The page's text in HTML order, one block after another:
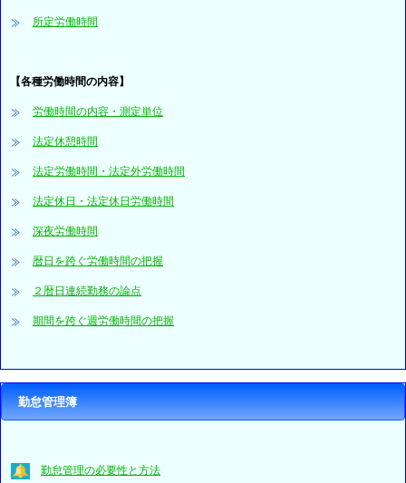
所定労働時間
【各種労働時間の内容】
労働時間の内容・測定単位
法定休憩時間
法定労働時間・法定外労働時間
法定休日・法定休日労働時間
深夜労働時間
暦日を跨ぐ労働時間の把握
２暦日連続勤務の論点
期間を跨ぐ週労働時間の把握
勤怠管理簿
勤怠管理の必要性と方法